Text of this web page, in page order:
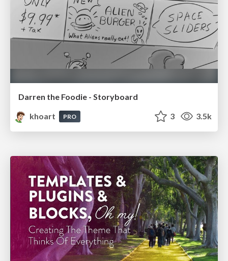
Darren the Foodie - Storyboard
khoart
PRO 3 3.5k